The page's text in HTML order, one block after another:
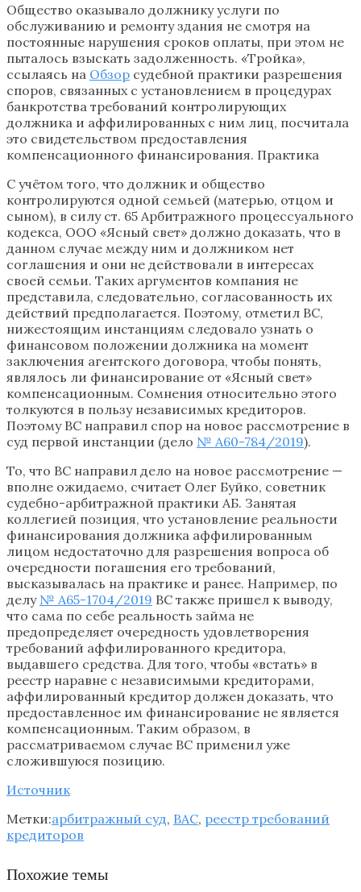
Общество оказывало должнику услуги по
обслуживанию и ремонту здания не смотря на
постоянные нарушения сроков оплаты, при этом не
пыталось взыскать задолженность. «Тройка»,
ссылаясь на Обзор судебной практики разрешения
споров, связанных с установлением в процедурах
банкротства требований контролирующих
должника и аффилированных с ним лиц, посчитала
это свидетельством предоставления
компенсационного финансирования. Практика
С учётом того, что должник и общество
контролируются одной семьей (матерью, отцом и
сыном), в силу ст. 65 Арбитражного процессуального
кодекса, ООО «Ясный свет» должно доказать, что в
данном случае между ним и должником нет
соглашения и они не действовали в интересах
своей семьи. Таких аргументов компания не
представила, следовательно, согласованность их
действий предполагается. Поэтому, отметил ВС,
нижестоящим инстанциям следовало узнать о
финансовом положении должника на момент
заключения агентского договора, чтобы понять,
являлось ли финансирование от «Ясный свет»
компенсационным. Сомнения относительно этого
толкуются в пользу независимых кредиторов.
Поэтому ВС направил спор на новое рассмотрение в
суд первой инстанции (дело № А60-784/2019).
То, что ВС направил дело на новое рассмотрение —
вполне ожидаемо, считает Олег Буйко, советник
судебно-арбитражной практики АБ. Занятая
коллегией позиция, что установление реальности
финансирования должника аффилированным
лицом недостаточно для разрешения вопроса об
очередности погашения его требований,
высказывалась на практике и ранее. Например, по
делу № А65-1704/2019 ВС также пришел к выводу,
что сама по себе реальность займа не
предопределяет очередность удовлетворения
требований аффилированного кредитора,
выдавшего средства. Для того, чтобы «встать» в
реестр наравне с независимыми кредиторами,
аффилированный кредитор должен доказать, что
предоставленное им финансирование не является
компенсационным. Таким образом, в
рассматриваемом случае ВС применил уже
сложившуюся позицию.
Источник
Метки:арбитражный суд, ВАС, реестр требований
кредиторов
Похожие темы